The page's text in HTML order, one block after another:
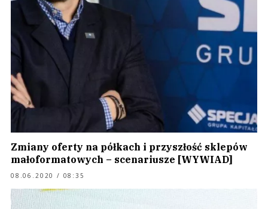
Zmiany oferty na półkach i przyszłość sklepów
małoformatowych – scenariusze [WYWIAD]
08.06.2020 / 08:35